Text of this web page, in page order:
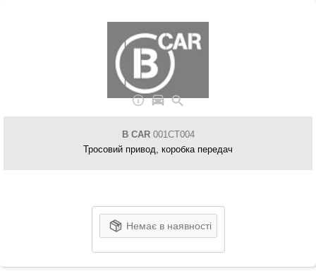
B CAR001CT004
Тросовий привод, коробка передач
Немає в наявності